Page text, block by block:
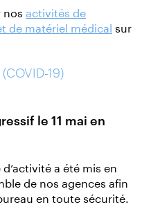
nos activités de
de matériel médical sur
19)
le 11 mai en
a été mis en
de nos agences afin
en toute sécurité.